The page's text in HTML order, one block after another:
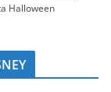
Halloween